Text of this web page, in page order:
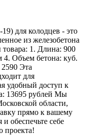
для колодцев - это
из железобетона
1. Длина: 900
Объем бетона: куб.
Эта
для
удобный доступ к
13695 рублей Мы
области,
прямо к вашему
обеспечьте себе
проекта!